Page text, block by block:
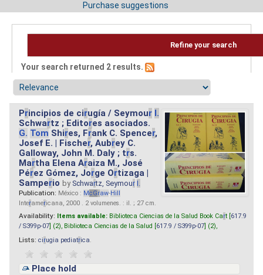
Purchase suggestions
Refine your search
Your search returned 2 results.
Principios de cirugía / Seymour I.
Schwartz ; Editores asociados.
G. Tom Shires, Frank C. Spencer,
Josef E. | Fischer, Aubrey C.
Galloway, John M. Daly ; trs.
Martha Elena Araiza M., José
Pérez Gómez, Jorge Ortizaga |
Samperio by Schwartz, Seymour I.
Publication: México : McGraw-Hill
Interamericana, 2000 . 2 volumenes. : il. ; 27 cm.
Availability: Items available: Biblioteca Ciencias de la Salud Book Cart [ 617.9
/ S399p-07 ] (2), Biblioteca Ciencias de la Salud [ 617.9 / S399p-07 ] (2),
Lists: cirugia pediatrica
Place hold